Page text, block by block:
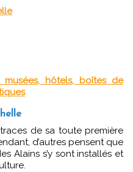
hôtels, boîtes de
d’autres pensent que
Alains s’y sont installés et